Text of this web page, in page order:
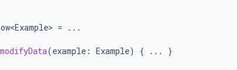
= ...
modifyData(example : Example) { ...
}